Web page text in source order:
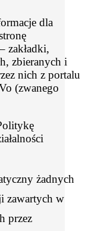
dla
zakładki,
zbieranych i
nich z portalu
(zwanego
żadnych
zawartych w
przez